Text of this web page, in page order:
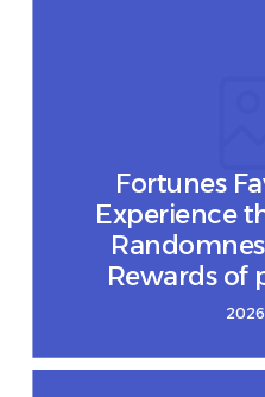
Fortunes
Experience
Rewards of